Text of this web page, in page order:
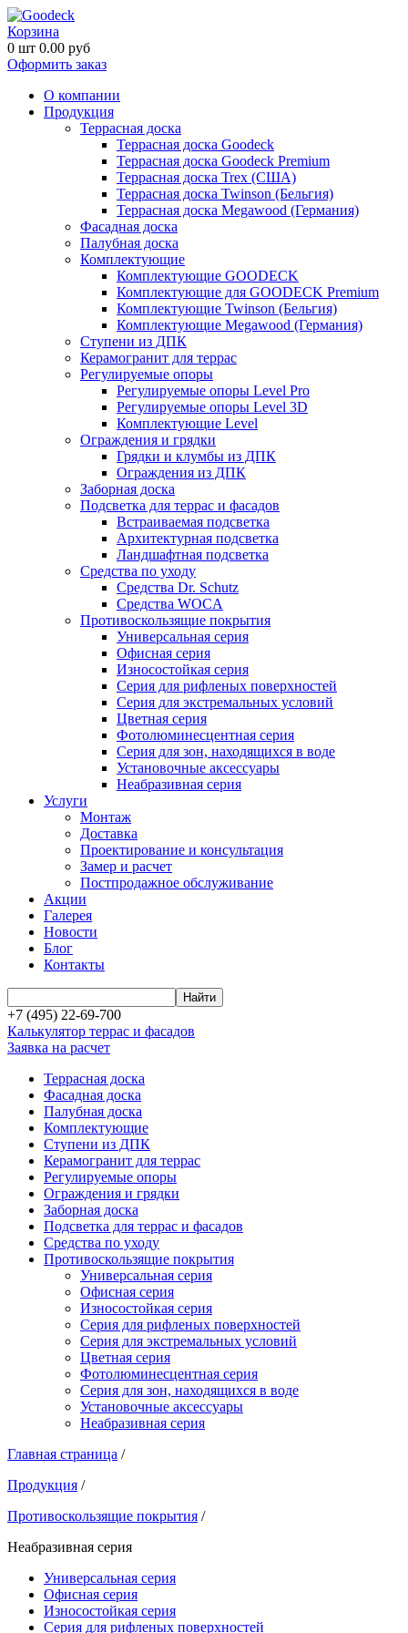
Корзина
0 шт 0.00 руб
Оформить заказ
О компании
Продукция
Террасная доска
Террасная доска Goodeck
Террасная доска Goodeck Premium
Террасная доска Trex (США)
Террасная доска Twinson (Бельгия)
Террасная доска Megawood (Германия)
Фасадная доска
Палубная доска
Комплектующие
Комплектующие GOODECK
Комплектующие для GOODECK Premium
Комплектующие Twinson (Бельгия)
Комплектующие Megawood (Германия)
Ступени из ДПК
Керамогранит для террас
Регулируемые опоры
Регулируемые опоры Level Pro
Регулируемые опоры Level 3D
Комплектующие Level
Ограждения и грядки
Грядки и клумбы из ДПК
Ограждения из ДПК
Заборная доска
Подсветка для террас и фасадов
Встраиваемая подсветка
Архитектурная подсветка
Ландшафтная подсветка
Средства по уходу
Средства Dr. Schutz
Средства WOCA
Противоскользящие покрытия
Универсальная серия
Офисная серия
Износостойкая серия
Серия для рифленых поверхностей
Серия для экстремальных условий
Цветная серия
Фотолюминесцентная серия
Серия для зон, находящихся в воде
Установочные аксессуары
Неабразивная серия
Услуги
Монтаж
Доставка
Проектирование и консультация
Замер и расчет
Постпродажное обслуживание
Акции
Галерея
Новости
Блог
Контакты
+7 (495) 22-69-700
Калькулятор террас и фасадов
Заявка на расчет
Террасная доска
Фасадная доска
Палубная доска
Комплектующие
Ступени из ДПК
Керамогранит для террас
Регулируемые опоры
Ограждения и грядки
Заборная доска
Подсветка для террас и фасадов
Средства по уходу
Противоскользящие покрытия
Универсальная серия
Офисная серия
Износостойкая серия
Серия для рифленых поверхностей
Серия для экстремальных условий
Цветная серия
Фотолюминесцентная серия
Серия для зон, находящихся в воде
Установочные аксессуары
Неабразивная серия
Главная страница /
Продукция /
Противоскользящие покрытия /
Неабразивная серия
Универсальная серия
Офисная серия
Износостойкая серия
Серия для рифленых поверхностей